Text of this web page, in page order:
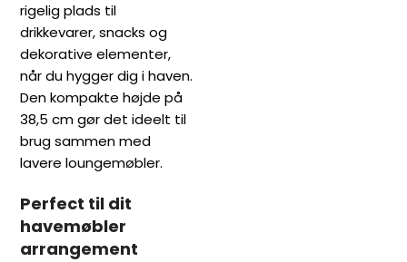
rigelig plads til
drikkevarer, snacks og
dekorative elementer,
når du hygger dig i haven.
Den kompakte højde på
38,5 cm gør det ideelt til
brug sammen med
lavere loungemøbler.
Perfect til dit
havemøbler
arrangement